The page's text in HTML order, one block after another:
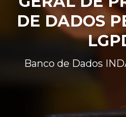
DE DADOS
Banco de Dados